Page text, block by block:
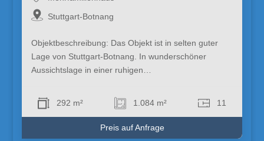
Stuttgart-Botnang
Objektbeschreibung: Das Objekt ist in selten guter
Lage von Stuttgart-Botnang. In wunderschöner
Aussichtslage in einer ruhigen…
292 m² 1.084 m² 11
Preis auf Anfrage